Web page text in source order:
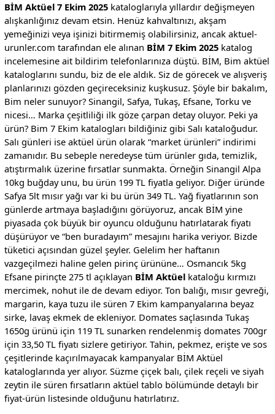
BİM Aktüel 7 Ekim 2025kataloglarıyla yıllardır değişmeyen
alışkanlığınız devam etsin. Henüz kahvaltınızı, akşam
yemeğinizi veya işinizi bitirmemiş olabilirsiniz, ancak aktuel-
urunler.com tarafından ele alınan BİM 7 Ekim 2025katalog
incelemesine ait bildirim telefonlarınıza düştü. BİM, Bim aktüel
kataloglarını sundu, biz de ele aldık. Siz de görecek ve alışveriş
planlarınızı gözden geçireceksiniz kuşkusuz. Şöyle bir bakalım,
Bim neler sunuyor? Sinangil, Safya, Tukaş, Efsane, Torku ve
nicesi… Marka çeşitliliği ilk göze çarpan detay oluyor. Peki ya
ürün? Bim 7 Ekim katalogları bildiğiniz gibi Salı kataloğudur.
Salı günleri ise aktüel ürün olarak “market ürünleri” indirimi
zamanıdır. Bu sebeple neredeyse tüm ürünler gıda, temizlik,
atıştırmalık üzerine fırsatlar sunmakta. Örneğin Sinangil Alpa
10kg buğday unu, bu ürün 199 TL fiyatla geliyor. Diğer üründe
Safya 5lt mısır yağı var ki bu ürün 349 TL. Yağ fiyatlarının son
günlerde artmaya başladığını görüyoruz, ancak BİM yine
piyasada çok büyük bir oyuncu olduğunu hatırlatarak fiyatı
düşürüyor ve “ben buradayım” mesajını harika veriyor. Bizde
tüketici açısından güzel şeyler. Gelelim her haftanın
vazgeçilmezi haline gelen pirinç ürününe… Osmancık 5kg
Efsane pirinçte 275 tl açıklayan BİM Aktüelkataloğu kırmızı
mercimek, nohut ile de devam ediyor. Ton balığı, mısır gevreği,
margarin, kaya tuzu ile süren 7 Ekim kampanyalarına beyaz
sirke, lavaş ekmek de ekleniyor. Domates saçlasında Tukaş
1650g ürünü için 119 TL sunarken rendelenmiş domates 700gr
için 33,50 TL fiyatı sizlere getiriyor. Tahin, pekmez, erişte ve sos
çeşitlerinde kaçırılmayacak kampanyalar BİM Aktüel
kataloglarında yer alıyor. Süzme çiçek balı, çilek reçeli ve siyah
zeytin ile süren fırsatların aktüel tablo bölümünde detaylı bir
fiyat-ürün listesinde olduğunu hatırlatırız.